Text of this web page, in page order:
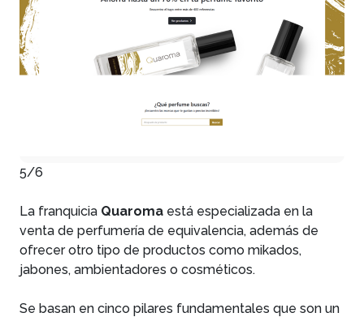
5/6
La franquicia Quaroma está especializada en la
venta de perfumería de equivalencia, además de
ofrecer otro tipo de productos como mikados,
jabones, ambientadores o cosméticos.
Se basan en cinco pilares fundamentales que son un